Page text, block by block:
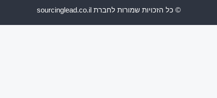
© כל הזכויות שמורות לחברת sourcinglead.co.il